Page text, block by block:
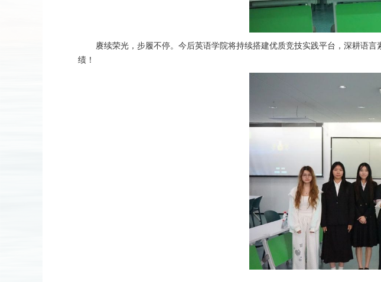
赓续荣光，步履不停。今后英语学院将持续搭建优质竞技实践平台，深耕语
绩！